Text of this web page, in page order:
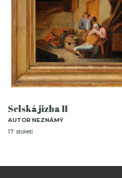
Selská jizba II
AUTOR NEZNÁMÝ
17. století